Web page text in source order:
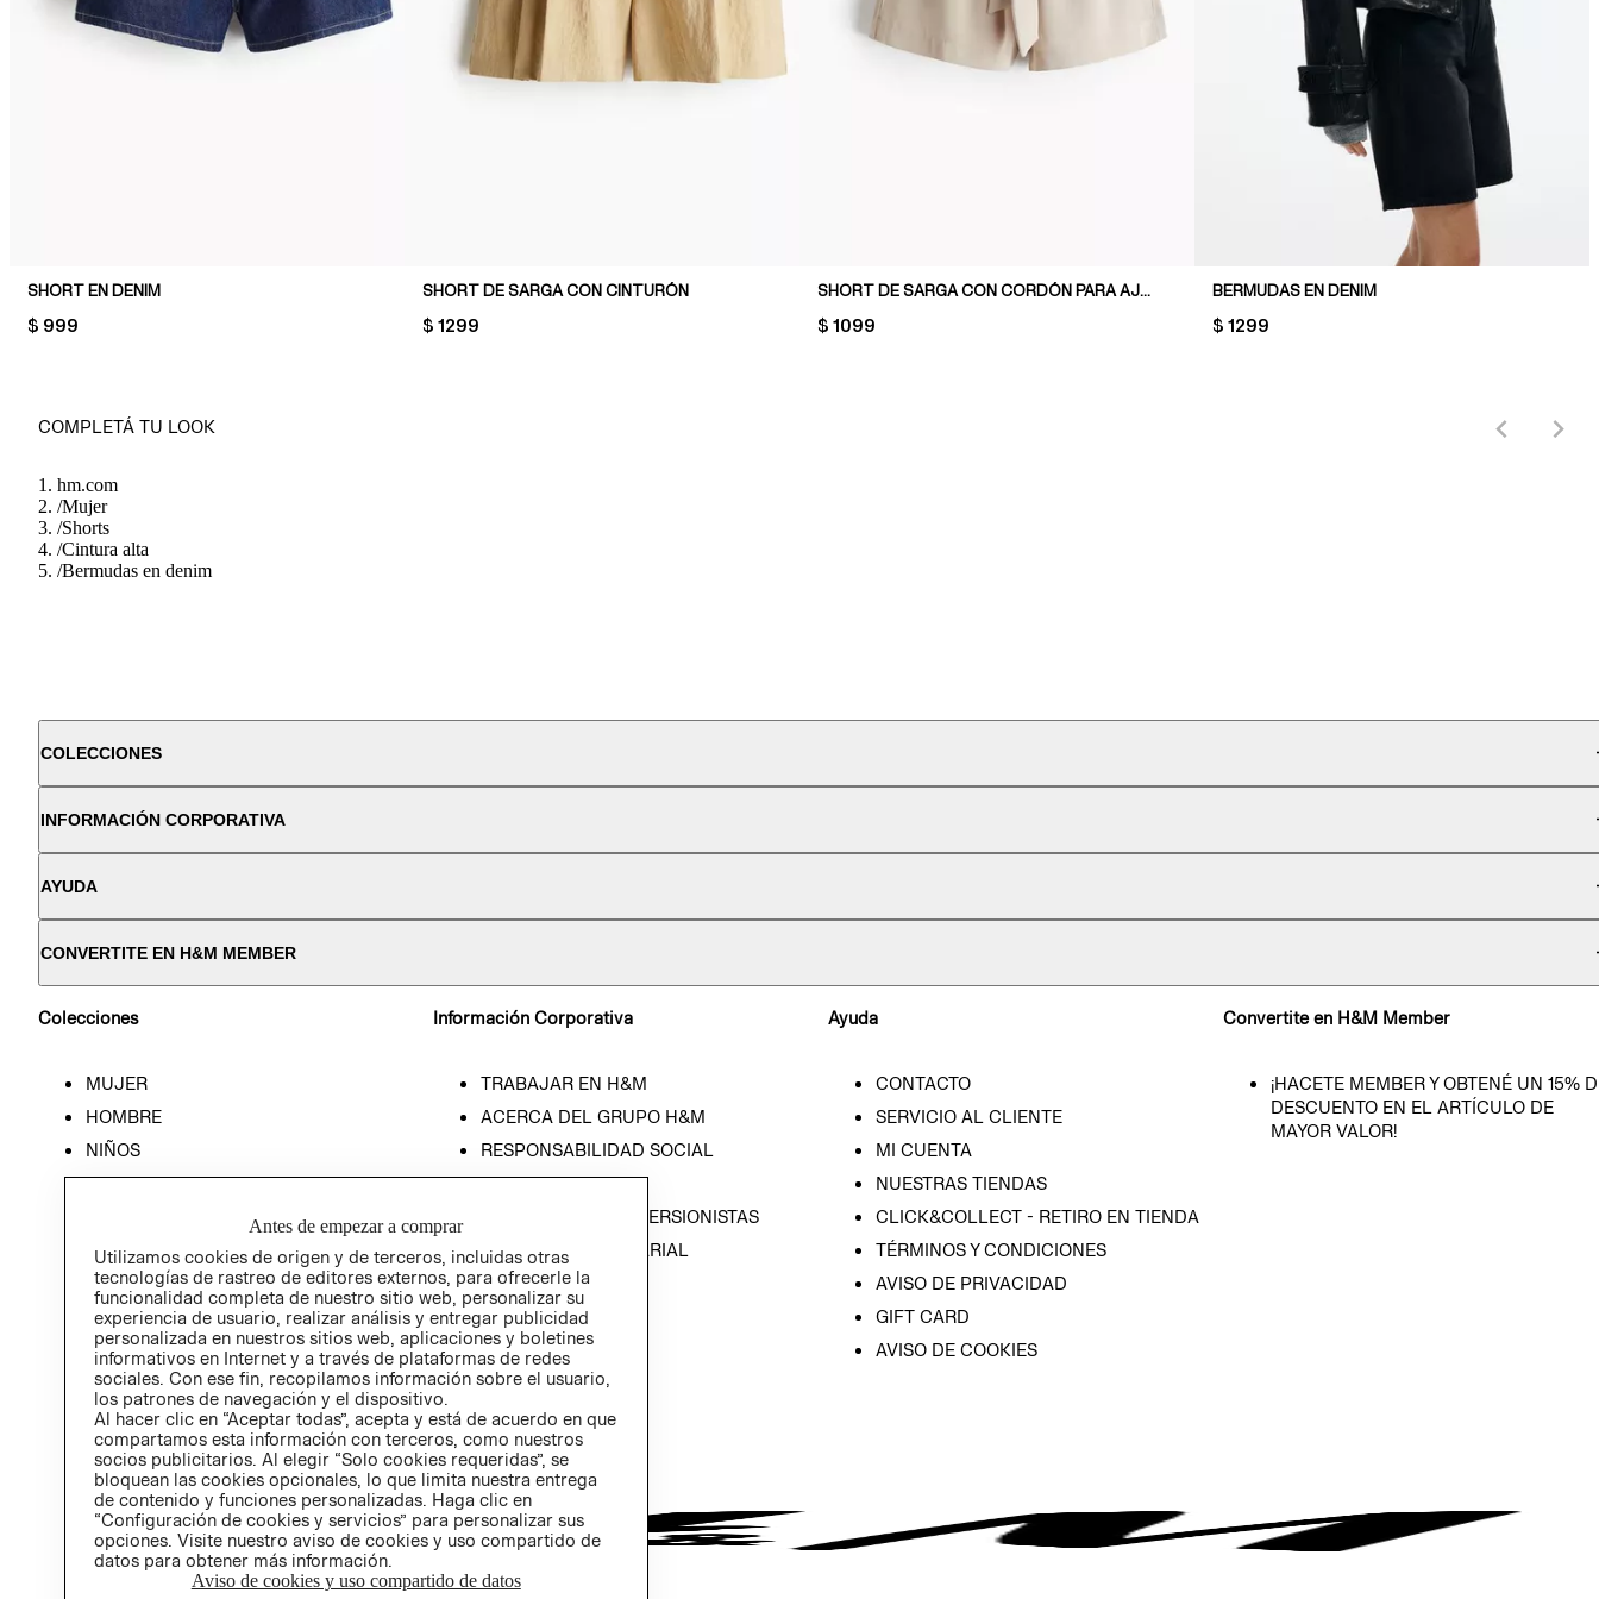
SHORT EN DENIM
PRICE:
$ 999
SHORT DE SARGA CON CINTURÓN
PRICE:
$ 1299
SHORT DE SARGA CON CORDÓN PARA AJUSTAR
PRICE:
$ 1099
BERMUDAS EN DENIM
PRICE:
$ 1299
COMPLETÁ TU LOOK
hm.com
/Mujer
/Shorts
/Cintura alta
/Bermudas en denim
COLECCIONES
INFORMACIÓN CORPORATIVA
AYUDA
CONVERTITE EN H&M MEMBER
Colecciones
MUJER
HOMBRE
NIÑOS
HOME
Información Corporativa
TRABAJAR EN H&M
ACERCA DEL GRUPO H&M
RESPONSABILIDAD SOCIAL
PRENSA
RELACIÓN CON INVERSIONISTAS
POLÍTICA EMPRESARIAL
Ayuda
CONTACTO
SERVICIO AL CLIENTE
MI CUENTA
NUESTRAS TIENDAS
CLICK&COLLECT - RETIRO EN TIENDA
TÉRMINOS Y CONDICIONES
AVISO DE PRIVACIDAD
GIFT CARD
AVISO DE COOKIES
Convertite en H&M Member
¡HACETE MEMBER Y OBTENÉ UN 15%
DESCUENTO EN EL ARTÍCULO DE
MAYOR VALOR!
Antes de empezar a comprar
Utilizamos cookies de origen y de terceros, incluidas otras
tecnologías de rastreo de editores externos, para ofrecerle la
funcionalidad completa de nuestro sitio web, personalizar su
experiencia de usuario, realizar análisis y entregar publicidad
personalizada en nuestros sitios web, aplicaciones y boletines
informativos en Internet y a través de plataformas de redes
sociales. Con ese fin, recopilamos información sobre el usuario,
los patrones de navegación y el dispositivo.
Al hacer clic en “Aceptar todas”, acepta y está de acuerdo en que
compartamos esta información con terceros, como nuestros
socios publicitarios. Al elegir “Solo cookies requeridas”, se
bloquean las cookies opcionales, lo que limita nuestra entrega
de contenido y funciones personalizadas. Haga clic en
“Configuración de cookies y servicios” para personalizar sus
opciones. Visite nuestro aviso de cookies y uso compartido de
datos para obtener más información.
Aviso de cookies y uso compartido de datos